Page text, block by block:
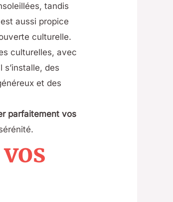
tandis
aussi propice
culturelle.
culturelles, avec
des
et des
parfaitement vos